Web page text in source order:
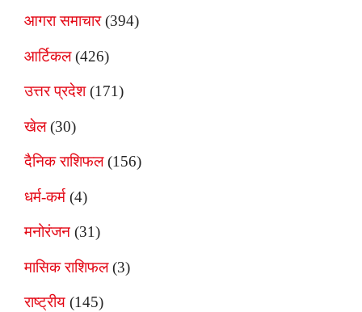
आगरा समाचार(394)
आर्टिकल(426)
उत्तर प्रदेश(171)
खेल(30)
दैनिक राशिफल(156)
धर्म-कर्म (4)
मनोरंजन (31)
मासिक राशिफल(3)
राष्ट्रीय (145)